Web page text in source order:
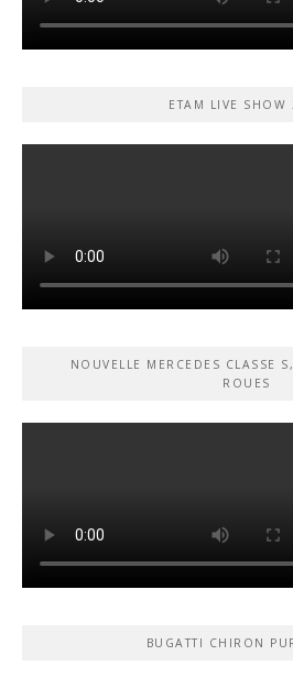
ETAM LIVE SHOW
NOUVELLE MERCEDES CLASSE
ROUES
BUGATTI CHIRON